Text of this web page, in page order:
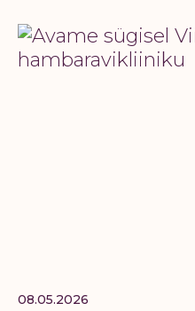
08.05.2026